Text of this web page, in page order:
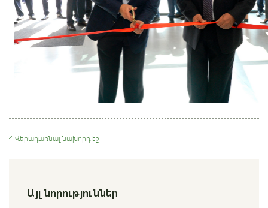
Վերադառնալ նախորդ էջ
Այլ նորություններ